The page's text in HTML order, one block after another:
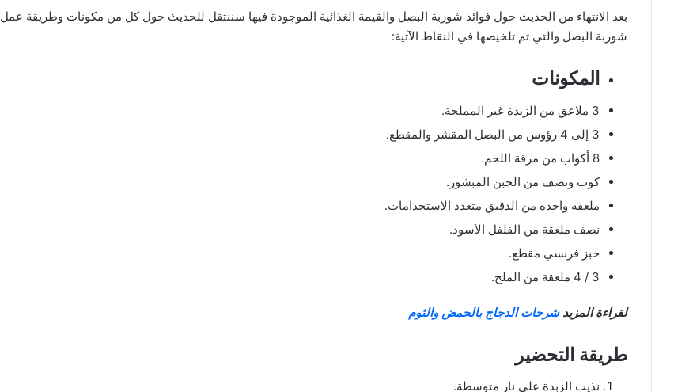
بعد الانتهاء من الحديث حول فوائد شوربة البصل والقيمة الغذائية الموجودة فيها سننتقل للحديث حول كل من مكونات وطريقة عمل
شوربة البصل والتي تم تلخيصها في النقاط الآتية:
المكونات
3 ملاعق من الزبدة غير المملحة.
3 إلى 4 رؤوس من البصل المقشر والمقطع.
8 أكواب من مرقة اللحم.
كوب ونصف من الجبن المبشور.
ملعقة واحده من الدقيق متعدد الاستخدامات.
نصف ملعقة من الفلفل الأسود.
خبز فرنسي مقطع.
3 / 4 ملعقة من الملح.
لقراءة المزيدشرحات الدجاج بالحمض والثوم
طريقة التحضير
نذيب الزبدة على نار متوسطة.